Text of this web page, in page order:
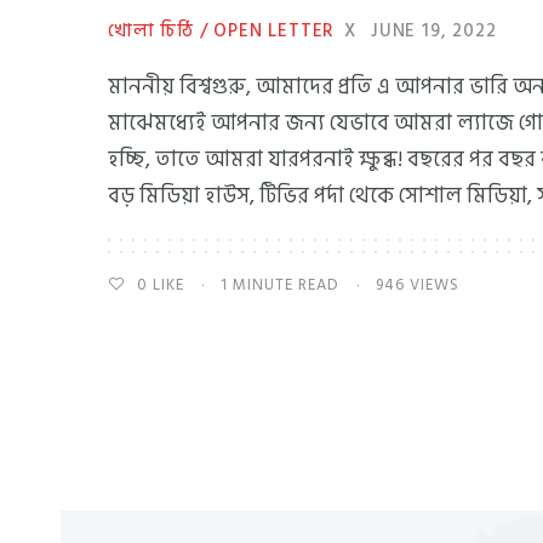
খোলা চিঠি / OPEN LETTER X JUNE 19, 2022
মাননীয় বিশ্বগুরু, আমাদের প্রতি এ আপনার ভারি
মাঝেমধ্যেই আপনার জন্য যেভাবে আমরা ল্যাজে
হচ্ছি, তাতে আমরা যারপরনাই ক্ষুব্ধ! বছরের পর
বড় মিডিয়া হাউস, টিভির পর্দা থেকে সোশাল মিডিয়া,
0 LIKE 1 MINUTE READ 946 VIEWS